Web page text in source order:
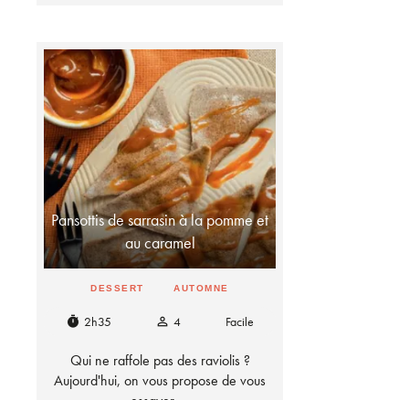
Pansottis de sarrasin à la pomme et
au caramel
DESSERT AUTOMNE
timer 2h35 person_outline 4 Facile
Qui ne raffole pas des raviolis ?
Aujourd'hui, on vous propose de vous